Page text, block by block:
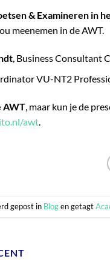
& Examineren in
meenemen in de AWT.
, Business Consultant
VU-NT2
AWT, maar kun je de
awt.
gepost in Blogen getagt